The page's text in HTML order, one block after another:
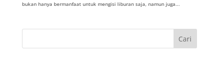
bukan hanya bermanfaat untuk mengisi liburan saja, namun juga...